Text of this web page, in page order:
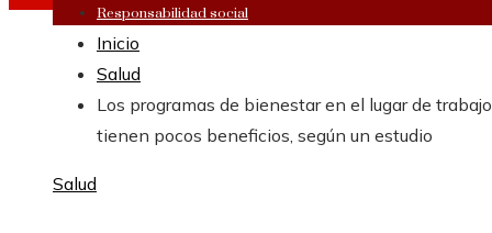
Responsabilidad social
Inicio
Salud
Los programas de bienestar en el lugar de trabajo
tienen pocos beneficios, según un estudio
Salud